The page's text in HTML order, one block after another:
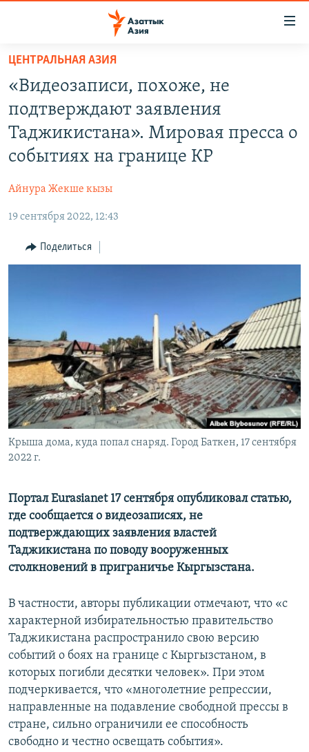
Вернуться
основному
содержанию
Вернутся
главной
Вернутся
УЗБЕКИСТАН
НОВОСТИ
ВОЙНА В УКРАИНЕ
НА ДРУГИХ ЯЗЫКАХ
КЫРГЫЗЧА
ЎЗБЕКЧА
ТОҶИКӢ
ПОДПИШИТЕСЬ НА НАС В СОЦСЕТЯХ
Все сайты РСЕ/РС
ЦЕНТРАЛЬНАЯ АЗИЯ
«Видеозаписи, похоже, не
подтверждают заявления
Таджикистана». Мировая пресса о
событиях на границе КР
Айнура Жекше кызы
19 сентября 2022, 12:43
Поделиться
Крыша дома, куда попал снаряд. Город Баткен, 17 сентября
2022 г.
Портал Eurasianet 17 сентября опубликовал статью,
где сообщается о видеозаписях, не
подтверждающих заявления властей
Таджикистана по поводу вооруженных
столкновений в приграничье Кыргызстана.
В частности, авторы публикации отмечают, что «с
характерной избирательностью правительство
Таджикистана распространило свою версию
событий о боях на границе с Кыргызстаном, в
которых погибли десятки человек». При этом
подчеркивается, что «многолетние репрессии,
направленные на подавление свободной прессы в
стране, сильно ограничили ее способность
свободно и честно освещать события».